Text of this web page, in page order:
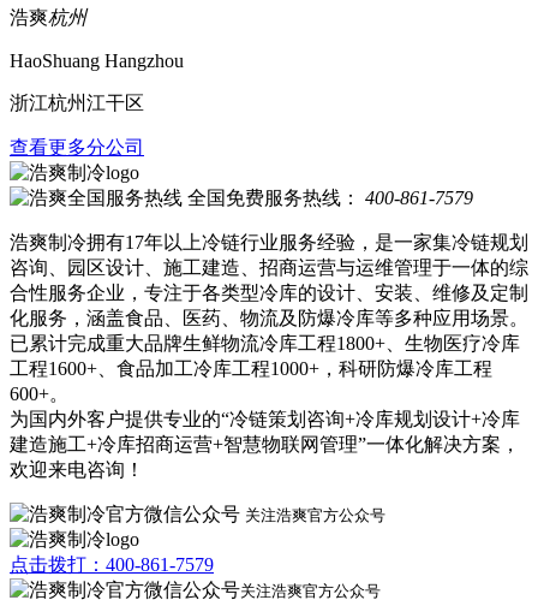
浩爽杭州
HaoShuang Hangzhou
浙江杭州江干区
查看更多分公司
全国免费服务热线： 400-861-7579
浩爽制冷拥有17年以上冷链行业服务经验，是一家集冷链规划
咨询、园区设计、施工建造、招商运营与运维管理于一体的综
合性服务企业，专注于各类型冷库的设计、安装、维修及定制
化服务，涵盖食品、医药、物流及防爆冷库等多种应用场景。
已累计完成重大品牌生鲜物流冷库工程1800+、生物医疗冷库
工程1600+、食品加工冷库工程1000+，科研防爆冷库工程
600+。
为国内外客户提供专业的“冷链策划咨询+冷库规划设计+冷库
建造施工+冷库招商运营+智慧物联网管理”一体化解决方案，
欢迎来电咨询！
关注浩爽官方公众号
点击拨打：400-861-7579
关注浩爽官方公众号